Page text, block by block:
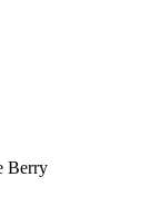
Berry